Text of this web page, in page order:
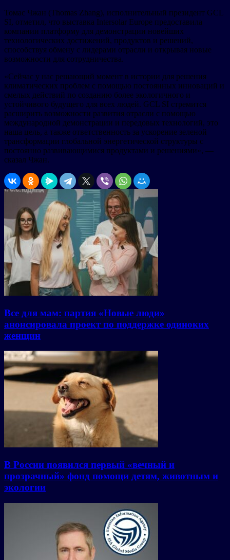
Томас Чжан (Thomas Zhang), исполнительный президент GCL
SI, отметил, что выставка Intersolar Europe предоставила
компании платформу для демонстрации новейших
технологических достижений, продуктов и решений,
способствуя обмену с лидерами отрасли и открывая новые
возможности для сотрудничества.
«Сейчас у нас решающий момент в истории для решения
климатических проблем с помощью постоянных инноваций и
смелых действий по созданию более экологичного и
устойчивого будущего для всех людей. GCL SI стремится
расширить возможности развития отрасли с помощью
международной демонстрации и передовых технологий, это
наша цель, а также ответственность за ускорение зеленой
трансформации глобальной энергетической структуры с
постоянно развивающимися продуктами и решениями», —
сказал Чжан.
Все для мам: партия «Новые люди»
анонсировала проект по поддержке одиноких
женщин
В России появился первый «вечный и
прозрачный» фонд помощи детям, животным и
экологии